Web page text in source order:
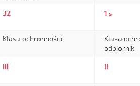
32 1 s
Klasa ochronności
III
Klasa
odbiornik
II